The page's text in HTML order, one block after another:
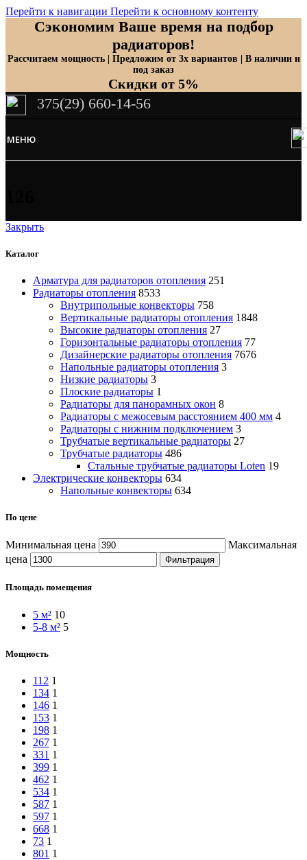
Перейти к навигации Перейти к основному контенту
Сэкономим Ваше время на подбор
радиаторов!
Рассчитаем мощность | Предложим от 3х вариантов | В наличии и
под заказ
Скидки от 5%
375(29) 660-14-56
МЕНЮ
Закрыть
Каталог
Арматура для радиаторов отопления 251
Радиаторы отопления 8533
Внутрипольные конвекторы 758
Вертикальные радиаторы отопления 1848
Высокие радиаторы отопления 27
Горизонтальные радиаторы отопления 77
Дизайнерские радиаторы отопления 7676
Напольные радиаторы отопления 3
Низкие радиаторы 3
Плоские радиаторы 1
Радиаторы для панорамных окон 8
Радиаторы с межосевым расстоянием 400 мм 4
Радиаторы с нижним подключением 3
Трубчатые вертикальные радиаторы 27
Трубчатые радиаторы 486
Cтальные трубчатые радиаторы Loten 19
Электрические конвекторы 634
Напольные конвекторы 634
По цене
Минимальная цена
Максимальная
цена
Фильтрация
Площадь помещения
5 м² 10
5-8 м² 5
Мощность
112 1
134 1
146 1
153 1
198 1
267 1
331 1
399 1
462 1
534 1
587 1
597 1
668 1
73 1
801 1